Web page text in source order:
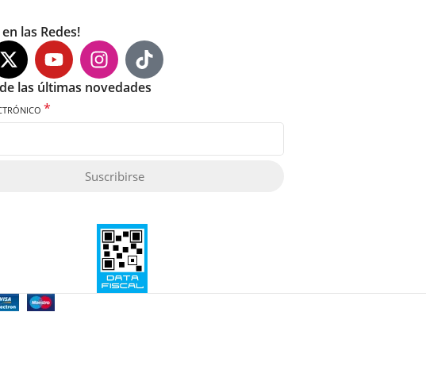
las Redes!
las últimas novedades
*
Suscribirse